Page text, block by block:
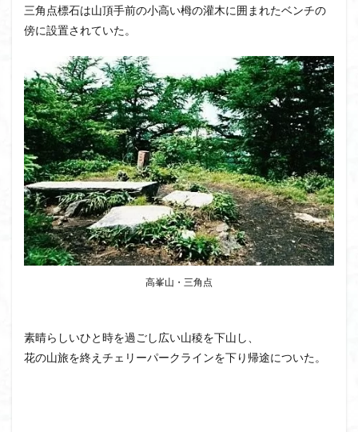
三角点標石は山頂手前の小高い栂の灌木に囲まれたベンチの
傍に設置されていた。
高峯山・三角点
素晴らしいひと時を過ごし広い山稜を下山し、
花の山旅を終えチェリーパークラインを下り帰途についた。